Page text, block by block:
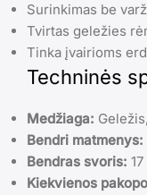
Surinkimas be
Tvirtas geležies
Tinka įvairioms
Techninės
Medžiaga:
Bendri matmenys:
Bendras svoris:
Kiekvienos